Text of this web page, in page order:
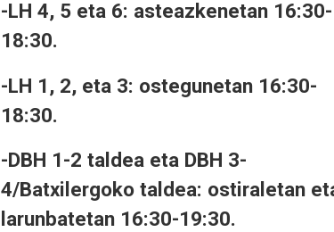
-LH 4, 5 eta 6: asteazkenetan 16:30-
18:30.
-LH 1, 2, eta 3: ostegunetan 16:30-
18:30.
-DBH 1-2 taldea eta DBH 3-
4/Batxilergoko taldea: ostiraletan
larunbatetan 16:30-19:30.